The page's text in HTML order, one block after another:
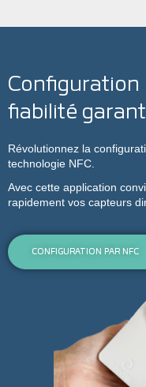
Configuration
fiabilité
Révolutionnez la
technologie NFC.
Avec cette application
rapidement vos capteurs
CONFIGURATION PAR NFC